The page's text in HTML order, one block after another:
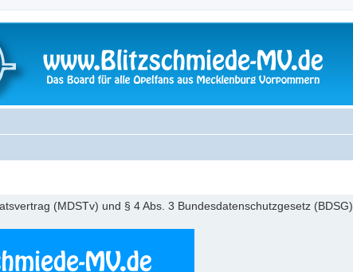
(MDSTv) und § 4 Abs. 3 Bundesdatenschutzgesetz (BDSG)